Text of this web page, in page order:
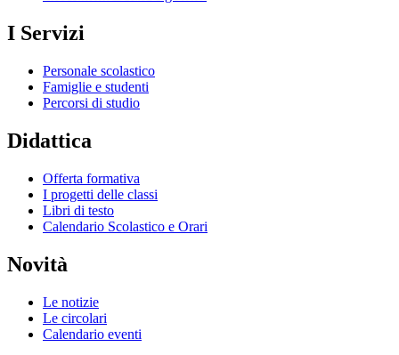
I Servizi
Personale scolastico
Famiglie e studenti
Percorsi di studio
Didattica
Offerta formativa
I progetti delle classi
Libri di testo
Calendario Scolastico e Orari
Novità
Le notizie
Le circolari
Calendario eventi